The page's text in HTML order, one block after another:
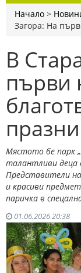
Начало >
Загора: На
В
първи
Мястото бе парк
талантливи деца
Представители
и красиви
паричка в
01.06.2026 20:38